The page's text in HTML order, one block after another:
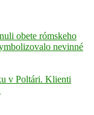
obete rómskeho
nevinné
v Poltári. Klienti